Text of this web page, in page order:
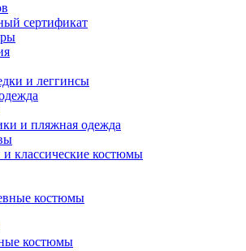
сертификат
и леггинсы
и пляжная одежда
классические костюмы
костюмы
костюмы